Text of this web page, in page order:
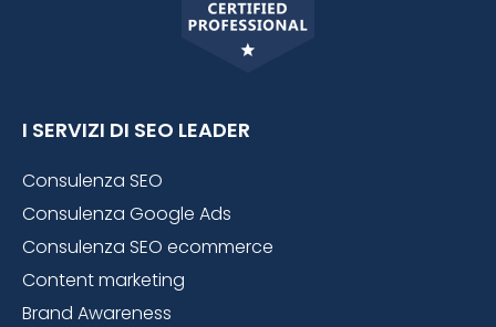
I SERVIZI DI SEO LEADER
Consulenza SEO
Consulenza Google Ads
Consulenza SEO ecommerce
Content marketing
Brand Awareness